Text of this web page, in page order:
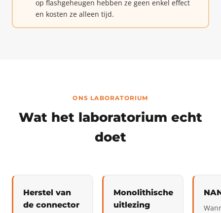
op flashgeheugen hebben ze geen enkel effect
en kosten ze alleen tijd.
ONS LABORATORIUM
Wat het laboratorium echt
doet
Herstel van
de connector
Monolithische
uitlezing